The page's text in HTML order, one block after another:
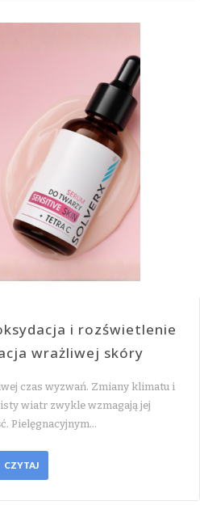
i rozświetlenie
wrażliwej skóry
czas wyzwań. Zmiany klimatu i
wiatr zwykle wzmagają jej
Pielęgnacyjnym…
CZYTAJ